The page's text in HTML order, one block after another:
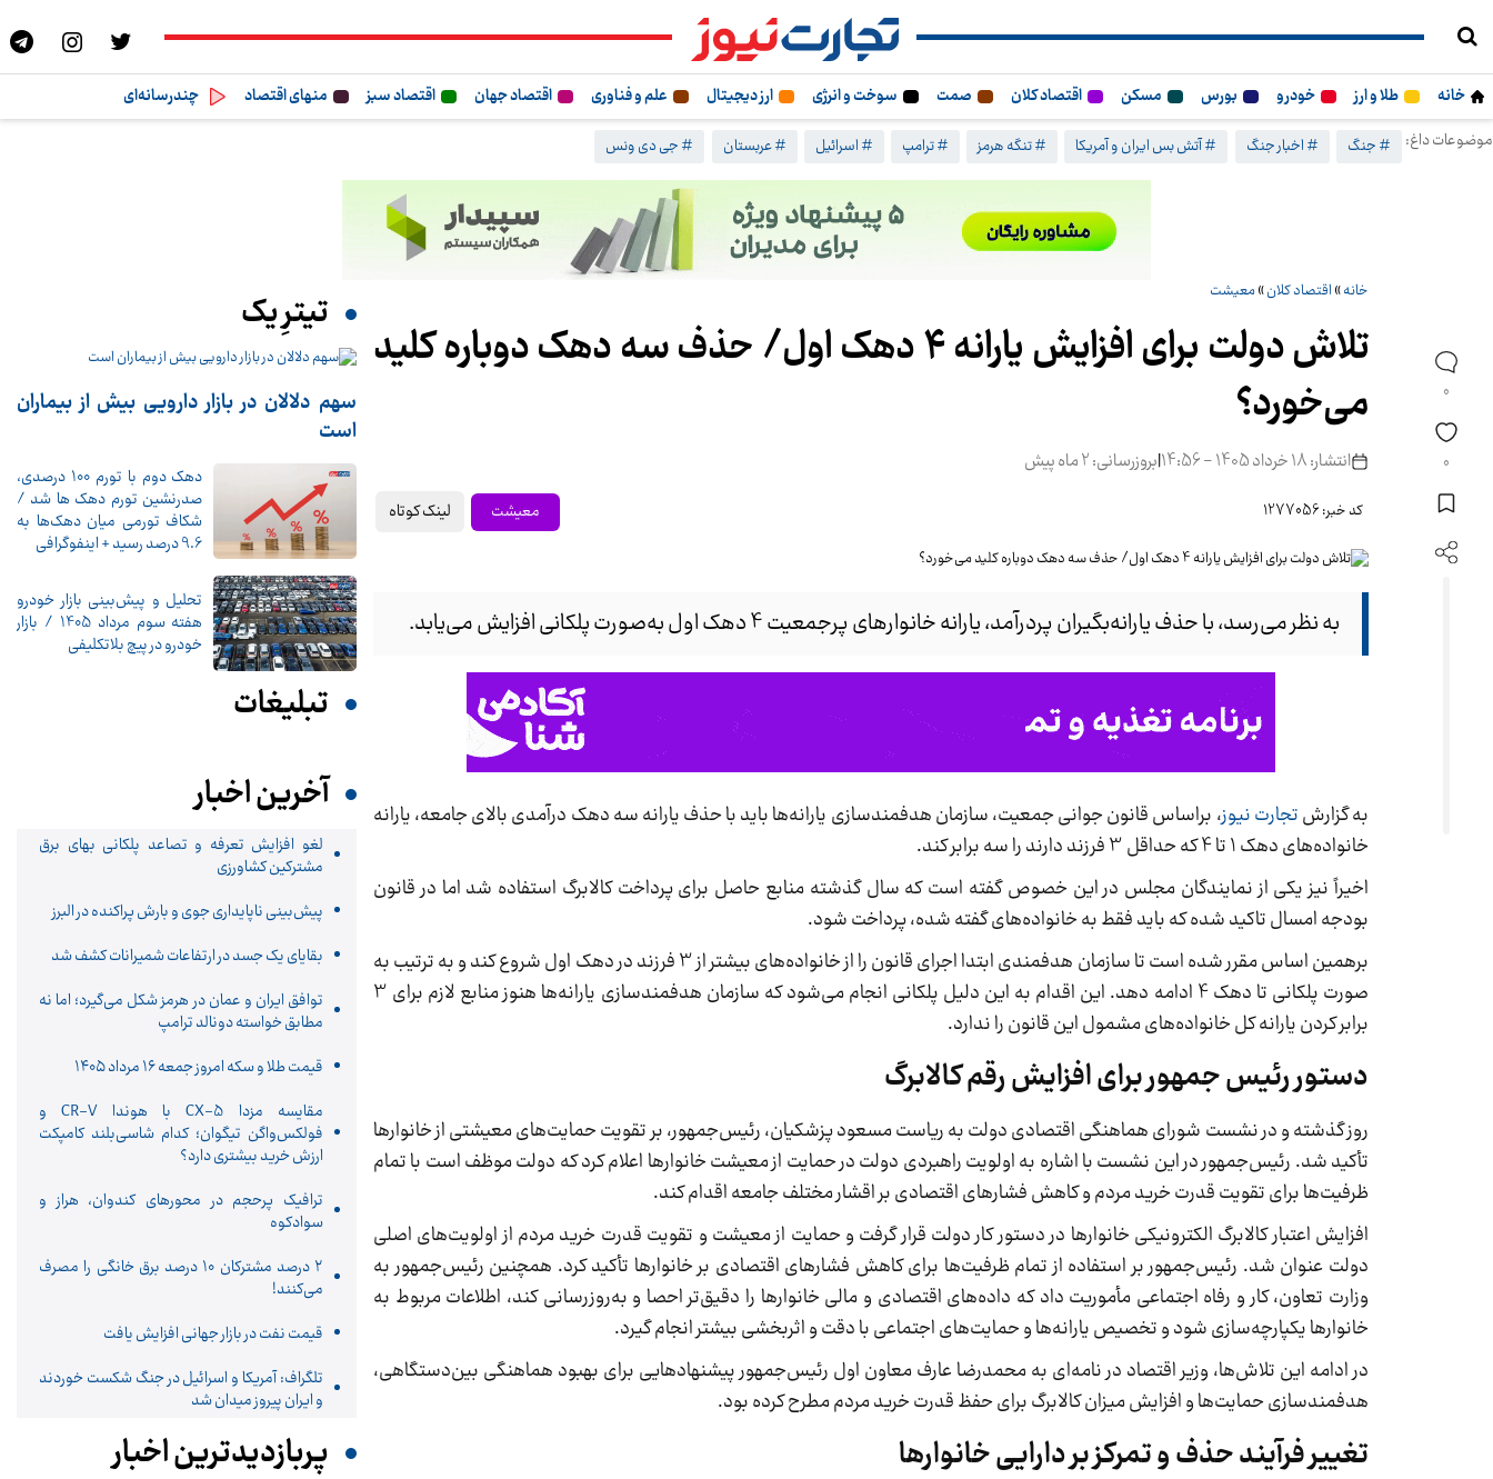
خانه طلا و ارز خودرو بورس مسکن اقتصاد کلان صمت سوخت و انرژی ارز دیجیتال علم و فناوری اقتصاد جهان اقتصاد سبز منهای اقتصاد
چندرسانه‌ای
موضوعات داغ:
# جنگ # اخبار جنگ # آتش بس ایران و آمریکا # تنگه هرمز # ترامپ # اسرائیل # عربستان # جی دی ونس
0
0
خانه» اقتصاد کلان» معیشت
تلاش دولت برای افزایش یارانه 4 دهک اول/ حذف سه دهک دوباره کلید
می‌خورد؟
انتشار: 18 خرداد 1405 - 14:56 |بروزرسانی: 2 ماه پیش
کد خبر: 1277056 معیشت لینک کوتاه
به نظر می‌رسد، با حذف یارانه‌بگیران پردرآمد، یارانه خانوارهای پرجمعیت 4 دهک اول به‌صورت پلکانی افزایش می‌یابد.
به گزارشتجارت نیوز، براساس قانون جوانی جمعیت، سازمان هدفمندسازی یارانه‌ها باید با حذف یارانه سه دهک درآمدی بالای جامعه، یارانه
خانواده‌های دهک 1 تا 4 که حداقل 3 فرزند دارند را سه برابر کند.
اخیراً نیز یکی از نمایندگان مجلس در این خصوص گفته است که سال گذشته منابع حاصل برای پرداخت کالابرگ استفاده شد اما در قانون
بودجه امسال تاکید شده که باید فقط به خانواده‌های گفته شده، پرداخت شود.
برهمین اساس مقرر شده است تا سازمان هدفمندی ابتدا اجرای قانون را از خانواده‌های بیشتر از 3 فرزند در دهک اول شروع کند و به ترتیب به
صورت پلکانی تا دهک 4 ادامه دهد. این اقدام به این دلیل پلکانی انجام می‌شود که سازمان هدفمندسازی یارانه‌ها هنوز منابع لازم برای 3
برابر کردن یارانه کل خانواده‌های مشمول این قانون را ندارد.
دستور رئیس جمهور برای افزایش رقم کالابرگ
روز گذشته و در نشست شورای هماهنگی اقتصادی دولت به ریاست مسعود پزشکیان، رئیس‌جمهور، بر تقویت حمایت‌های معیشتی از خانوارها
تأکید شد. رئیس‌جمهور در این نشست با اشاره به اولویت راهبردی دولت در حمایت از معیشت خانوارها اعلام کرد که دولت موظف است با تمام
ظرفیت‌ها برای تقویت قدرت خرید مردم و کاهش فشارهای اقتصادی بر اقشار مختلف جامعه اقدام کند.
افزایش اعتبار کالابرگ الکترونیکی خانوارها در دستور کار دولت قرار گرفت و حمایت از معیشت و تقویت قدرت خرید مردم از اولویت‌های اصلی
دولت عنوان شد. رئیس‌جمهور بر استفاده از تمام ظرفیت‌ها برای کاهش فشارهای اقتصادی بر خانوارها تأکید کرد. همچنین رئیس‌جمهور به
وزارت تعاون، کار و رفاه اجتماعی مأموریت داد که داده‌های اقتصادی و مالی خانوارها را دقیق‌تر احصا و به‌روزرسانی کند، اطلاعات مربوط به
خانوارها یکپارچه‌سازی شود و تخصیص یارانه‌ها و حمایت‌های اجتماعی با دقت و اثربخشی بیشتر انجام گیرد.
در ادامه این تلاش‌ها، وزیر اقتصاد در نامه‌ای به محمدرضا عارف معاون اول رئیس‌جمهور پیشنهادهایی برای بهبود هماهنگی بین‌دستگاهی،
هدفمندسازی حمایت‌ها و افزایش میزان کالابرگ برای حفظ قدرت خرید مردم مطرح کرده بود.
تغییر فرآیند حذف و تمرکز بر دارایی خانوارها
تیترِ یک
سهم دلالان در بازار دارویی بیش از بیماران
است
دهک دوم با تورم 100 درصدی،
صدرنشین تورم دهک ها شد /
شکاف تورمی میان دهک‌ها به
9.6 درصد رسید + اینفوگرافی
تحلیل و پیش‌بینی بازار خودرو
هفته سوم مرداد 1405 / بازار
خودرو در پیچ بلاتکلیفی
تبلیغات
آخرین اخبار
لغو افزایش تعرفه و تصاعد پلکانی بهای برق
مشترکین کشاورزی
پیش‌بینی ناپایداری جوی و بارش پراکنده در البرز
بقایای یک جسد در ارتفاعات شمیرانات کشف شد
توافق ایران و عمان در هرمز شکل می‌گیرد؛ اما نه
مطابق خواسته دونالد ترامپ
قیمت طلا و سکه امروز جمعه ۱۶ مرداد ۱۴۰۵
مقایسه مزدا CX-5 با هوندا CR-V و
فولکس‌واگن تیگوان؛ کدام شاسی‌بلند کامپکت
ارزش خرید بیشتری دارد؟
ترافیک پرحجم در محورهای کندوان، هراز و
سوادکوه
۲ درصد مشترکان ۱۰ درصد برق خانگی را مصرف
می‌کنند!
قیمت نفت در بازار جهانی افزایش یافت
تلگراف: آمریکا و اسرائیل در جنگ شکست خوردند
و ایران پیروز میدان شد
پربازدیدترین اخبار